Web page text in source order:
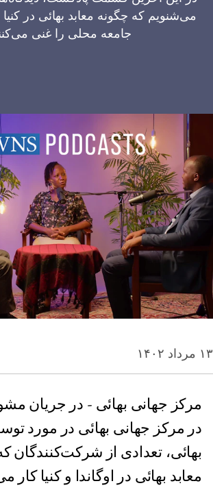
می‌شنویم که چگونه معابد بهائی در کنیا
جامعه محلی را غنی
۱۳ مرداد ۱۴۰۲
مرکز جهانی بهائی - در جریان
در مرکز جهانی بهائی در مورد
بهائی، تعدادی از شرکت‌کنندگان
معابد بهائی در اوگاندا و کنیا کار